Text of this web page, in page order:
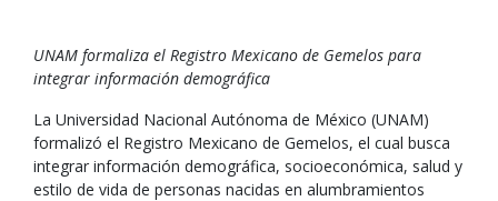
UNAM formaliza el Registro Mexicano de Gemelos para
integrar información demográfica
La Universidad Nacional Autónoma de México (UNAM)
formalizó el Registro Mexicano de Gemelos, el cual busca
integrar información demográfica, socioeconómica, salud y
estilo de vida de personas nacidas en alumbramientos